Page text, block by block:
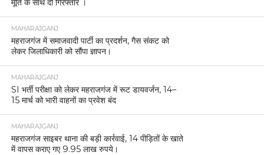
मूर्ति के साथ दो गिरफ्तार ।
MAHARAJGANJ
महराजगंज में समाजवादी पार्टी का प्रदर्शन, गैस संकट को
लेकर जिलाधिकारी को सौंपा ज्ञापन।
MAHARAJGANJ
SI भर्ती परीक्षा को लेकर महराजगंज में रूट डायवर्जन, 14–
15 मार्च को भारी वाहनों का प्रवेश बंद
MAHARAJGANJ
महराजगंज साइबर थाना की बड़ी कार्रवाई, 14 पीड़ितों के खाते
में वापस कराए गए 9.95 लाख रुपये।